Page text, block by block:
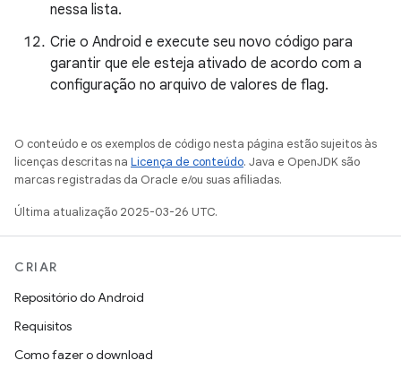
nessa lista.
Crie o Android e execute seu novo código para
garantir que ele esteja ativado de acordo com a
configuração no arquivo de valores de flag.
O conteúdo e os exemplos de código nesta página estão sujeitos às
licenças descritas na Licença de conteúdo. Java e OpenJDK são
marcas registradas da Oracle e/ou suas afiliadas.
Última atualização 2025-03-26 UTC.
CRIAR
Repositório do Android
Requisitos
Como fazer o download